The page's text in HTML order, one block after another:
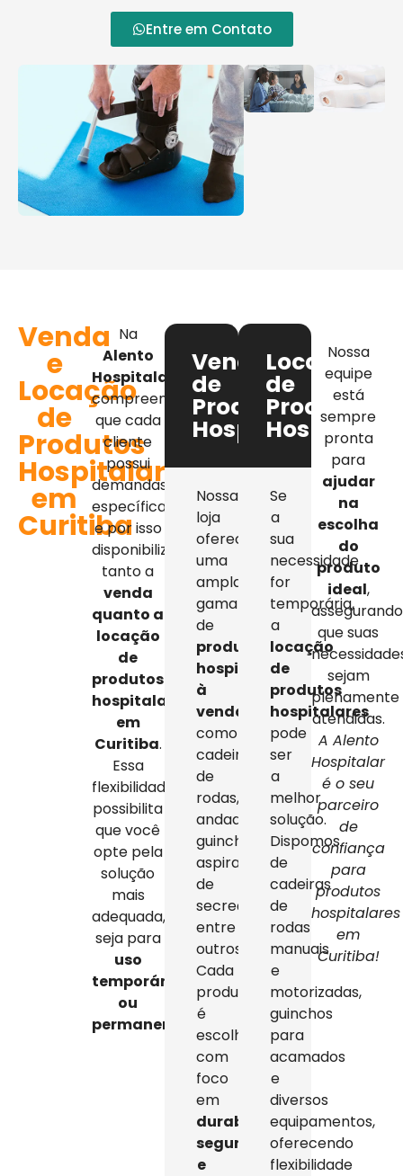
Entre em Contato
Venda
e
Locação
de
Produtos
Hospitalares
em
Curitiba
Na
Alento
Hospitalar
compreendemos
que cada
cliente
possui
demandas
específicas,
e por isso
disponibilizamos
tanto a
venda
quanto a
locação
de
produtos
hospitalares
em
Curitiba.
Essa
flexibilidade
possibilita
que você
opte pela
solução
mais
adequada,
seja para
uso
temporário
ou
permanente
Venda
de
Produtos
Hospitalares
Nossa
loja
oferece
uma
ampla
gama
de
produtos
hospitalares
à
venda
como
cadeiras
de
rodas,
andadores,
guinchos,
aspiradores
de
secreção,
entre
outros.
Cada
produto
é
escolhido
com
foco
em
durabilidade,
segurança
e
Locação
de
Produtos
Se
a
sua
necessidade
for
temporária,
a
locação
de
produtos
hospitalares
pode
ser
a
melhor
solução.
Dispomos
de
cadeiras
de
rodas
manuais
e
motorizadas,
guinchos
para
acamados
e
diversos
equipamentos,
oferecendo
flexibilidade
Nossa
equipe
está
sempre
pronta
para
ajudar
na
escolha
do
produto
ideal,
assegurando
que suas
sejam
plenamente
atendidas.
A Alento
Hospitalar
é o seu
parceiro
de
confiança
para
produtos
hospitalares
em
Curitiba!